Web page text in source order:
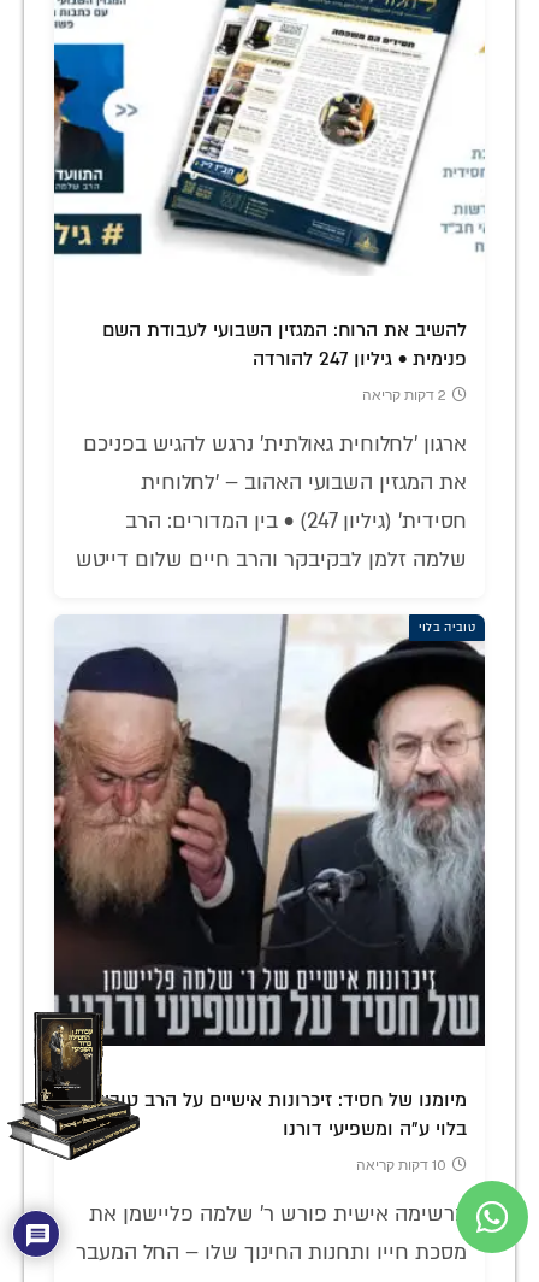
להשיב את הרוח: המגזין השבועי לעבודת השם
פנימית • גיליון 247 להורדה
2 דקות קריאה
ארגון 'לחלוחית גאולתית' נרגש להגיש בפניכם
את המגזין השבועי האהוב – 'לחלוחית
חסידית' (גיליון 247) • בין המדורים: הרב
שלמה זלמן לבקיבקר והרב חיים שלום דייטש
טוביה בלוי
מיומנו של חסיד: זיכרונות אישיים על הרב טוביה
בלוי ע"ה ומשפיעי דורנו
10 דקות קריאה
ברשימה אישית פורש ר' שלמה פליישמן את
מסכת חייו ותחנות החינוך שלו – החל המעבר